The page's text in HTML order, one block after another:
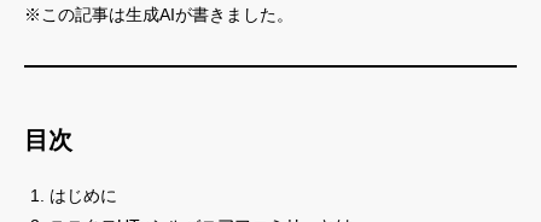
※この記事は生成AIが書きました。
目次
はじめに